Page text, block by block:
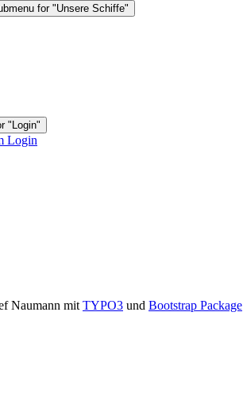
for "Unsere Schiffe"
"Login"
Login
Naumann mit TYPO3 und Bootstrap Package